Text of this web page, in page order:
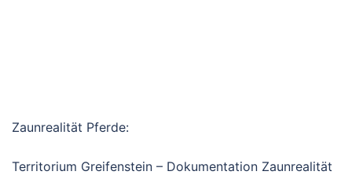
Zaunrealität Pferde:
Territorium Greifenstein – Dokumentation Zaunrealität